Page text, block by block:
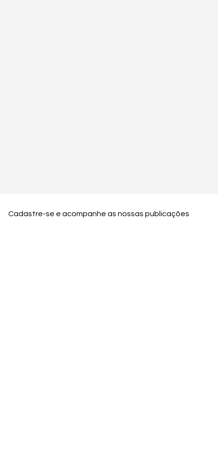
Cadastre-se e acompanhe as nossas publicações